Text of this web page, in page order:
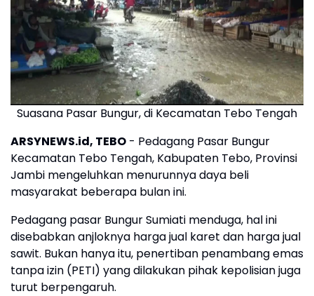
Suasana Pasar Bungur, di Kecamatan Tebo Tengah
ARSYNEWS.id, TEBO - Pedagang Pasar Bungur
Kecamatan Tebo Tengah, Kabupaten Tebo, Provinsi
Jambi mengeluhkan menurunnya daya beli
masyarakat beberapa bulan ini.
Pedagang pasar Bungur Sumiati menduga, hal ini
disebabkan anjloknya harga jual karet dan harga jual
sawit. Bukan hanya itu, penertiban penambang emas
tanpa izin (PETI) yang dilakukan pihak kepolisian juga
turut berpengaruh.